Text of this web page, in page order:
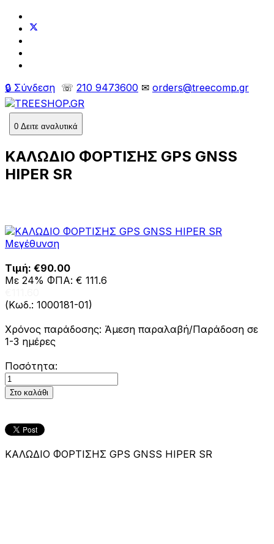
🔒 Σύνδεση ☏ 210 9473600 ✉ orders@treecomp.gr
0 Δειτε αναλυτικά
ΚΑΛΩΔΙΟ ΦΟΡΤΙΣΗΣ GPS GNSS
HIPER SR
Μεγέθυνση
Τιμή: €90.00
Με 24% ΦΠΑ: € 111.6
(Κωδ.: 1000181-01)
Χρόνος παράδοσης: Άμεση παραλαβή/Παράδοση σε
1-3 ημέρες
Ποσότητα:
ΚΑΛΩΔΙΟ ΦΟΡΤΙΣΗΣ GPS GNSS HIPER SR